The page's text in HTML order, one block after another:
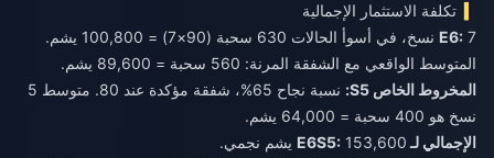
تكلفة الاستثمار الإجمالية
E6:
7 نسخ، في أسوأ الحالات 630 سحبة (90×7) = 100,800 يشم.
المتوسط الواقعي مع الشفقة المرنة: 560 سحبة = 89,600 يشم.
المخروط الخاص S5:
نسبة نجاح 65%، شفقة مؤكدة عند 80. متوسط 5
نسخ هو 400 سحبة = 64,000 يشم.
الإجمالي لـ E6S5: 153,600 يشم نجمي.